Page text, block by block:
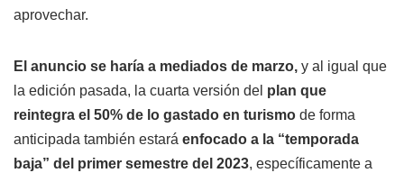
aprovechar.
El anuncio se haría a mediados de marzo, y al igual que
la edición pasada, la cuarta versión del plan que
reintegra el 50% de lo gastado en turismo de forma
anticipada también estará enfocado a la “temporada
baja” del primer semestre del 2023, específicamente a